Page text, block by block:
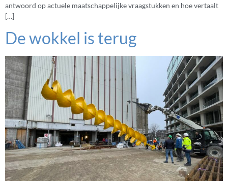
antwoord op actuele maatschappelijke vraagstukken en hoe vertaalt
[…]
De wokkel is terug